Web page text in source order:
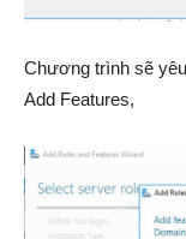
Chương trình sẽ
Add Features,